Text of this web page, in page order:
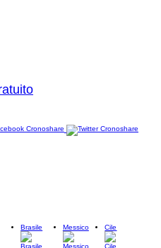
Brasile Messico Cile